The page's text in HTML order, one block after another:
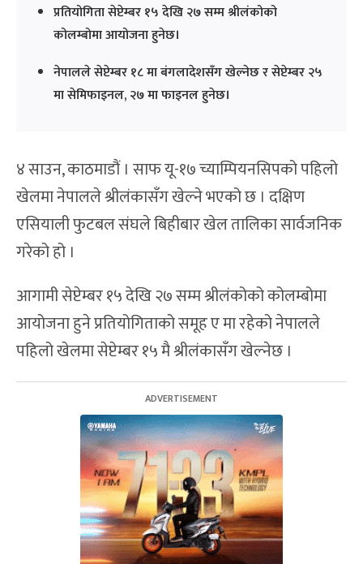
प्रतियोगिता सेप्टेम्बर १५ देखि २७ सम्म श्रीलंकोको
कोलम्बोमा आयोजना हुनेछ।
नेपालले सेप्टेम्बर १८ मा बंगलादेशसँग खेल्नेछ र सेप्टेम्बर २५
मा सेमिफाइनल, २७ मा फाइनल हुनेछ।
४ साउन, काठमाडौं । साफ यू-१७ च्याम्पियनसिपको पहिलो
खेलमा नेपालले श्रीलंकासँग खेल्ने भएको छ । दक्षिण
एसियाली फुटबल संघले बिहीबार खेल तालिका सार्वजनिक
गरेको हो ।
आगामी सेप्टेम्बर १५ देखि २७ सम्म श्रीलंकोको कोलम्बोमा
आयोजना हुने प्रतियोगिताको समूह ए मा रहेको नेपालले
पहिलो खेलमा सेप्टेम्बर १५ मै श्रीलंकासँग खेल्नेछ ।